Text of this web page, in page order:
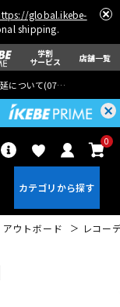
global.ikebe-
shipping.
学割
サービス 店舗一覧
について(07月29日
0
アウトボード レコー